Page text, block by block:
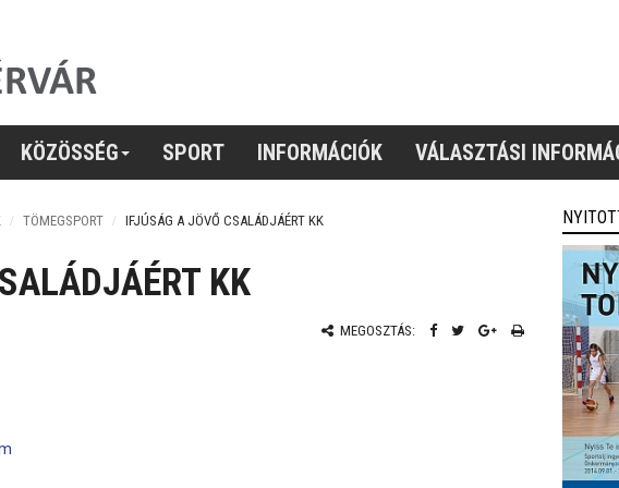
KÖZÖSSÉG SPORT INFORMÁCIÓK VÁLASZTÁSI
TÖMEGSPORT IFJÚSÁG A JÖVŐ CSALÁDJÁÉRT KK
KK
MEGOSZTÁS: